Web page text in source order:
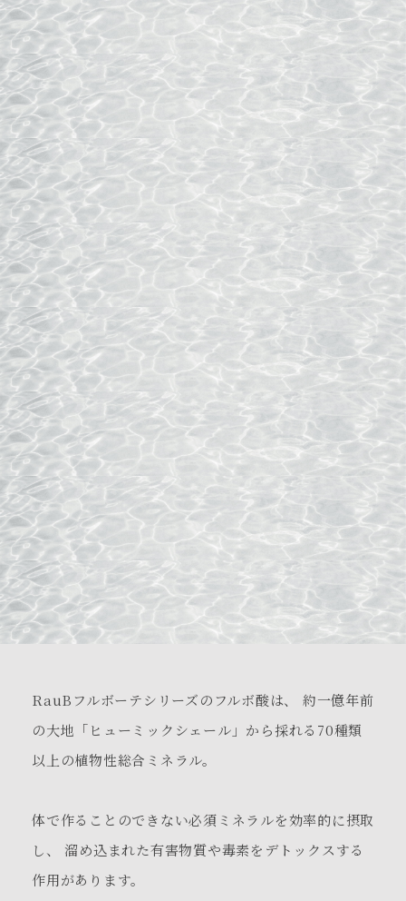
RauBフルボーテシリーズのフルボ酸は、
約一億年前
の大地「ヒューミックシェール」から採れる 70種類
以上の植物性総合ミネラル。
体で作ることのできない必須ミネラルを効率的に摂取
し、
溜め込まれた有害物質や毒素をデトックスする
作用があります。